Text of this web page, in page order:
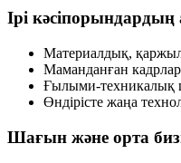
Ірі
Материалдық,
Маманданған
Ғылыми-техникалық
Өндірісте жаңа
Шағын және орта